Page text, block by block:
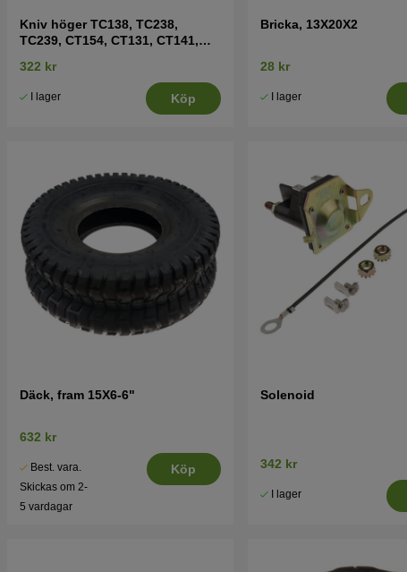
Kniv höger TC138, TC238,
TC239, CT154, CT131, CT141,
322 kr
I lager Köp
Bricka, 13X20X2
28 kr
I lager
Däck, fram 15X6-6"
632 kr
Best. vara.
Skickas om 2-
5 vardagar
Köp
Solenoid
342 kr
I lager